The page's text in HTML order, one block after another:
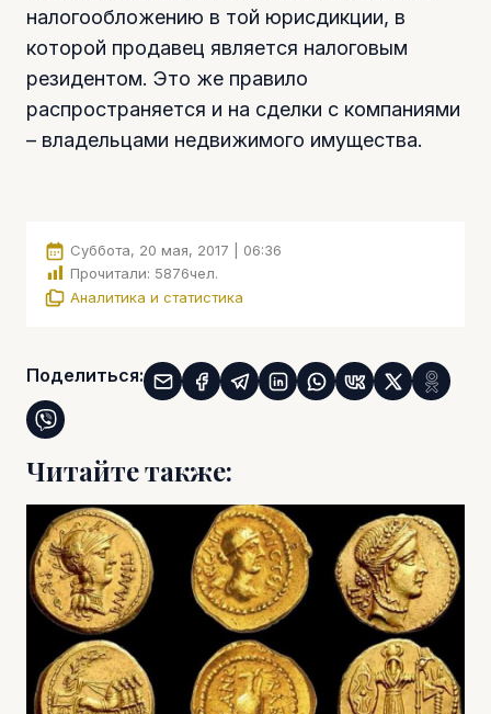
налогообложению в той юрисдикции, в
которой продавец является налоговым
резидентом. Это же правило
распространяется и на сделки с компаниями
– владельцами недвижимого имущества.
Суббота, 20 мая, 2017 | 06:36
Прочитали: 5876чел.
Аналитика и статистика
Поделиться:
Читайте также: